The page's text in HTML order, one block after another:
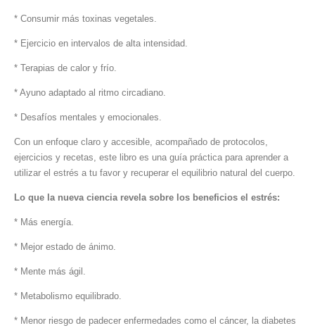
* Consumir más toxinas vegetales.
* Ejercicio en intervalos de alta intensidad.
* Terapias de calor y frío.
* Ayuno adaptado al ritmo circadiano.
* Desafíos mentales y emocionales.
Con un enfoque claro y accesible, acompañado de protocolos,
ejercicios y recetas, este libro es una guía práctica para aprender a
utilizar el estrés a tu favor y recuperar el equilibrio natural del cuerpo.
Lo que la nueva ciencia revela sobre los beneficios el estrés:
* Más energía.
* Mejor estado de ánimo.
* Mente más ágil.
* Metabolismo equilibrado.
* Menor riesgo de padecer enfermedades como el cáncer, la diabetes